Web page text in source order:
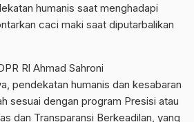
humanis saat menghadapi
caci maki saat diputarbalikan
Rl Ahmad Sahroni
pendekatan humanis dan kesabaran
sesuai dengan program Presisi atau
dan Transparansi Berkeadilan, yang